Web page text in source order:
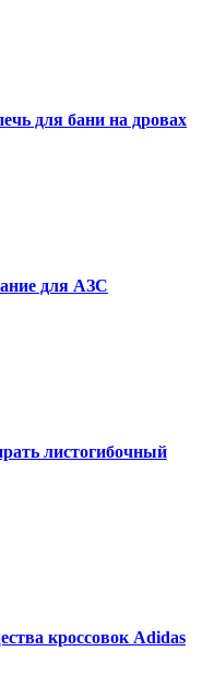
для бани на дровах
для АЗС
листогибочный
кроссовок Adidas